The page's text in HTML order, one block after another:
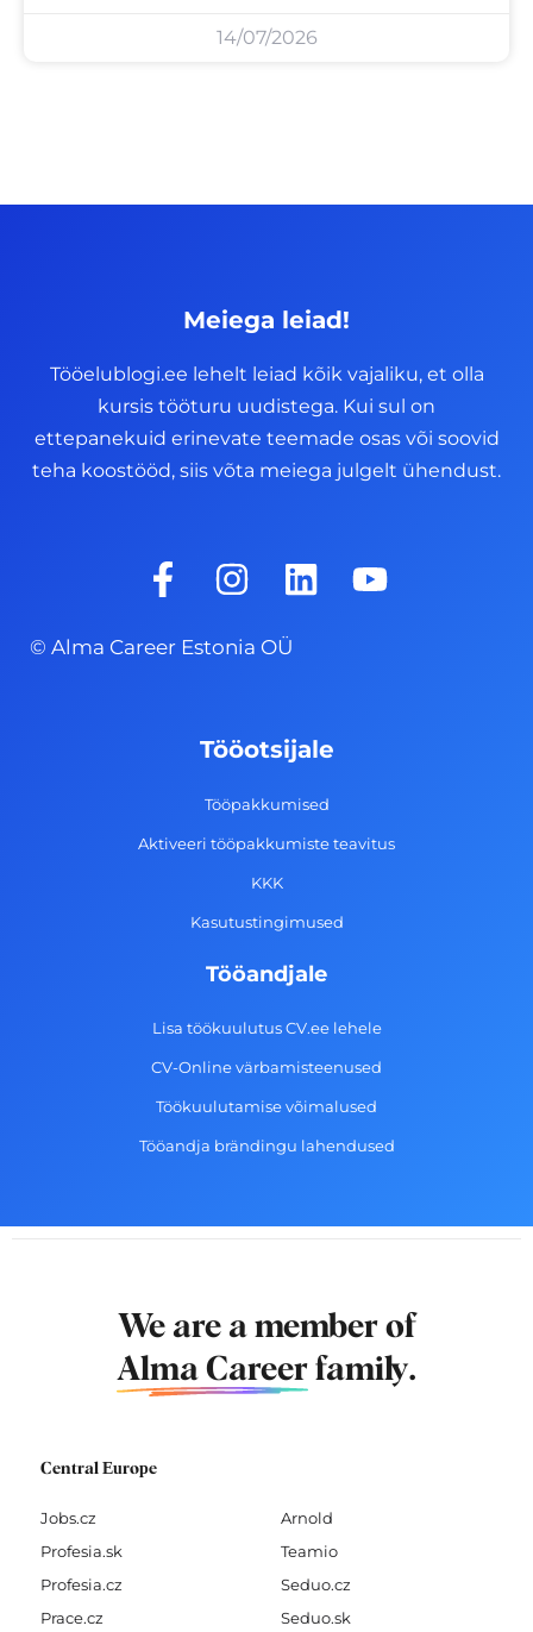
14/07/2026
Meiega leiad!
Tööelublogi.ee lehelt leiad kõik vajaliku, et olla
kursis tööturu uudistega. Kui sul on
ettepanekuid erinevate teemade osas või soovid
teha koostööd, siis võta meiega julgelt ühendust.
F
a
e
-
I
n
s
t
g
r
a
m
L
i
d
i
n
Y
o
© Alma Career Estonia OÜ
Tööotsijale
Tööpakkumised
Aktiveeri tööpakkumiste teavitus
KKK
Kasutustingimused
Tööandjale
Lisa töökuulutus CV.ee lehele
CV-Online värbamisteenused
Töökuulutamise võimalused
Tööandja brändingu lahendused
We are a member of
Alma Career family.
Central Europe
Jobs.cz
Profesia.sk
Profesia.cz
Prace.cz
Arnold
Teamio
Seduo.cz
Seduo.sk